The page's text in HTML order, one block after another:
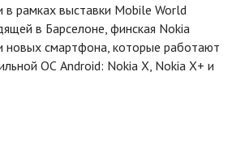
в рамках выставки Mobile World
в Барселоне, финская Nokia
новых смартфона, которые работают
ОС Android: Nokia X, Nokia X+ и